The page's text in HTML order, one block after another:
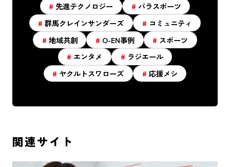
先進テクノロジー
パラスポーツ
群馬クレインサンダーズ
コミュニティ
地域共創
O-EN事例
スポーツ
エンタメ
ラジエール
ヤクルトスワローズ
応援メシ
関連サイト